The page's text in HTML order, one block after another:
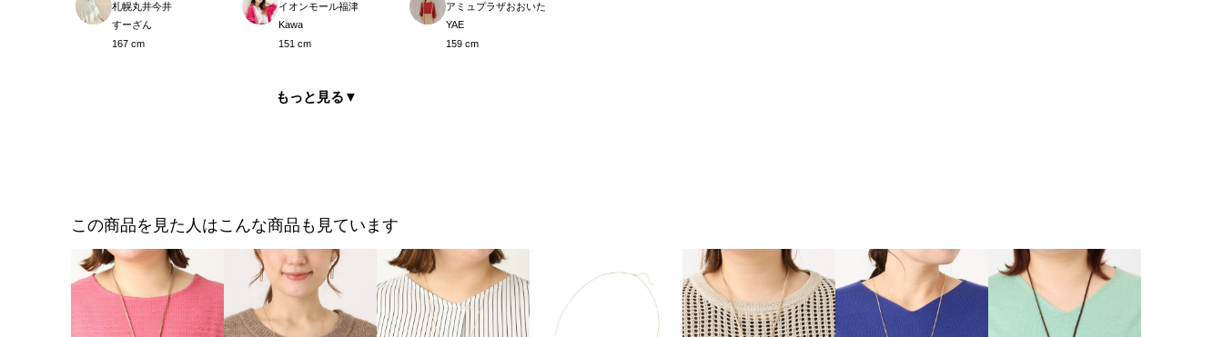
札幌丸井今井
すーざん
167 cm
イオンモール福津
Kawa
151 cm
アミュプラザおおいた
YAE
159 cm
もっと見る ▼
この商品を見た人はこんな商品も見ています